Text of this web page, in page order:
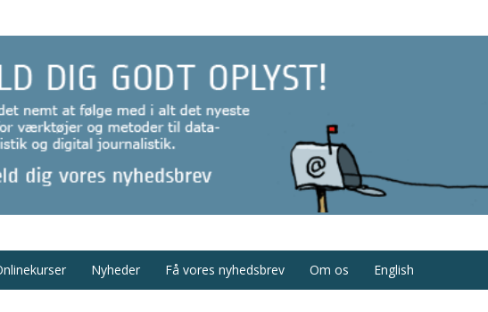
Nyheder Få vores nyhedsbrev Om os English